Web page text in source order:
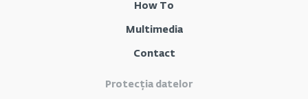
How To
Multimedia
Contact
Protecția datelor